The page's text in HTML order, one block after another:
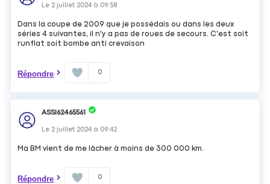
Le 2 juillet 2024 à 09:58
Dans la coupe de 2009 que je possédais ou dans les deux
séries 4 suivantes, il n'y a pas de roues de secours. C'est soit
runflat soit bombe anti crevaison
Répondre 0
ASSI62465561
Le 2 juillet 2024 à 09:42
Ma BM vient de me lâcher à moins de 300 000 km.
Répondre 0